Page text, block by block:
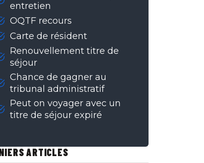
entretien
OQTF recours
Carte de résident
Renouvellement titre de
séjour
Chance de gagner au
tribunal administratif
Peut on voyager avec un
titre de séjour expiré
ARTICLES